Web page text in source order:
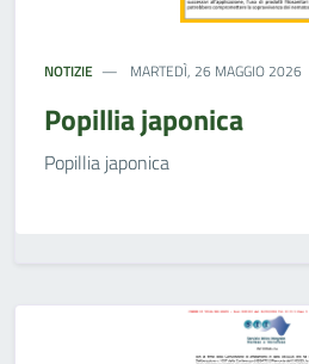
NOTIZIE MARTEDÌ, 26 MAGGIO 2026
Popillia japonica
Popillia japonica